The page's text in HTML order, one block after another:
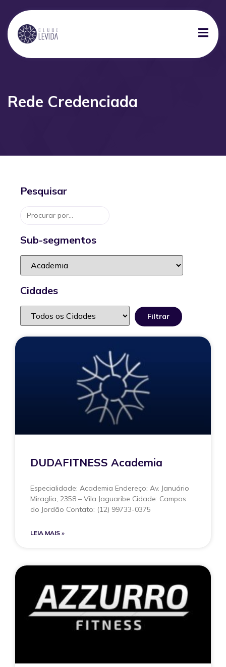
Rede Credenciada
Pesquisar
Sub-segmentos
Cidades
DUDAFITNESS Academia
Especialidade: Academia Endereço: Av. Januário
Miraglia, 2358 – Vila Jaguaribe Cidade: Campos
do Jordão Contato: (12) 99733-0375
LEIA MAIS »